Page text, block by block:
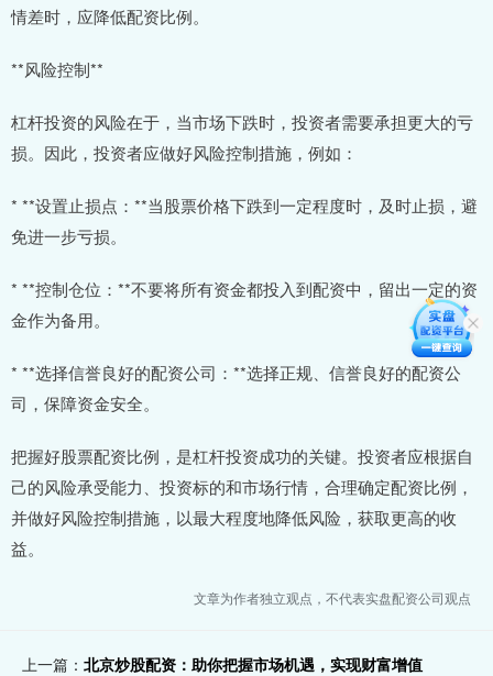
情差时，应降低配资比例。
**风险控制**
杠杆投资的风险在于，当市场下跌时，投资者需要承担更大的亏
损。因此，投资者应做好风险控制措施，例如：
* **设置止损点：**当股票价格下跌到一定程度时，及时止损，避
免进一步亏损。
* **控制仓位：**不要将所有资金都投入到配资中，留出一定的资
金作为备用。
* **选择信誉良好的配资公司：**选择正规、信誉良好的配资公
司，保障资金安全。
把握好股票配资比例，是杠杆投资成功的关键。投资者应根据自
己的风险承受能力、投资标的和市场行情，合理确定配资比例，
并做好风险控制措施，以最大程度地降低风险，获取更高的收
益。
文章为作者独立观点，不代表实盘配资公司观点
上一篇： 北京炒股配资：助你把握市场机遇，实现财富增值